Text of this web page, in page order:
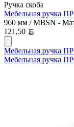
Ручка скоба
Мебельная ручка
960 мм / MBSN -
121,50
Мебельная ручка
Мебельная ручка